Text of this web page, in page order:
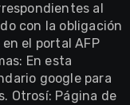
al
con la obligación
el portal AFP
En esta
google para
Otrosí: Página de